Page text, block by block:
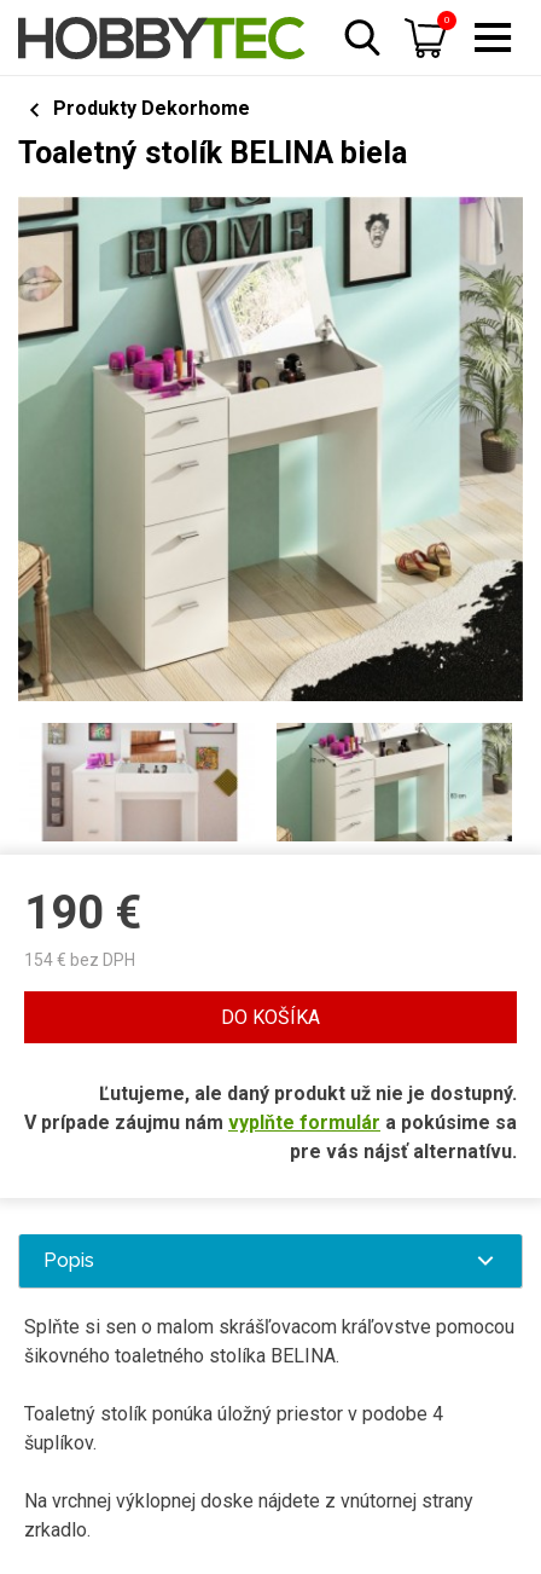
0
Produkty Dekorhome
Toaletný stolík BELINA biela
190 €
154€ bez DPH
DO KOŠÍKA
Ľutujeme, ale daný produkt už nie je dostupný.
V prípade záujmu nám vyplňte formulár a pokúsime sa
pre vás nájsť alternatívu.
Popis
Splňte si sen o malom skrášľovacom kráľovstve pomocou
šikovného toaletného stolíka BELINA.
Toaletný stolík ponúka úložný priestor v podobe 4
šuplíkov.
Na vrchnej výklopnej doske nájdete z vnútornej strany
zrkadlo.